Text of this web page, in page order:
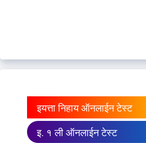
इयत्ता निहाय ऑनलाईन टेस्ट
इ. १ ली ऑनलाईन टेस्ट